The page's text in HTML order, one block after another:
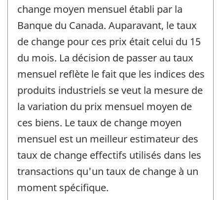
change moyen mensuel établi par la
Banque du Canada. Auparavant, le taux
de change pour ces prix était celui du 15
du mois. La décision de passer au taux
mensuel reflète le fait que les indices des
produits industriels se veut la mesure de
la variation du prix mensuel moyen de
ces biens. Le taux de change moyen
mensuel est un meilleur estimateur des
taux de change effectifs utilisés dans les
transactions qu'un taux de change à un
moment spécifique.